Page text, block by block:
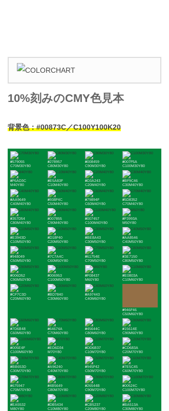
10%刻みのCMY色見本
背景色：#00873C／C100Y100K20
#579055
C70M30Y80
#278957
C80M30Y80
#008459
C90M30Y80
#007F5A
C100M30Y80
#F6AD3C
M40Y80
#E5A83F
C10M40Y80
#D3A243
C20M40Y80
#BF9C46
C30M40Y80
#AA9649
C40M40Y80
#938F4C
C50M40Y80
#79894F
C60M40Y80
#5D8352
C70M40Y80
#357D54
C80M40Y80
#007855
C90M40Y80
#007457
C100M40Y80
#F3993A
M50Y80
#E3943D
C10M50Y80
#D18F40
C20M50Y80
#BE8A43
C30M50Y80
#AA8546
C40M50Y80
#948049
C50M50Y80
#7C7A4C
C60M50Y80
#61754E
C70M50Y80
#3E7150
C80M50Y80
#006D52
C90M50Y80
#006953
C100M50Y80
#F08437
M60Y80
#E0803A
C10M60Y80
#CF7C3D
C20M60Y80
#BD7840
C30M60Y80
#A97443
C40M60Y80
#946F46
C50M60Y80
#7D6B48
C60M60Y80
#64674A
C70M60Y80
#45644C
C80M60Y80
#15614E
C90M60Y80
#005E4F
C100M60Y80
#ED6D34
M70Y80
#DD6B37
C10M70Y80
#CD683A
C20M70Y80
#BB653D
C30M70Y80
#A96240
C40M70Y80
#945F42
C50M70Y80
#7E5C45
C60M70Y80
#675947
C70M70Y80
#4B5649
C80M70Y80
#26544B
C90M70Y80
#00524C
C100M70Y80
#EA5532
M80Y80
#DB5434
C10M80Y80
#CB5237
C20M80Y80
#BA513A
C30M80Y80